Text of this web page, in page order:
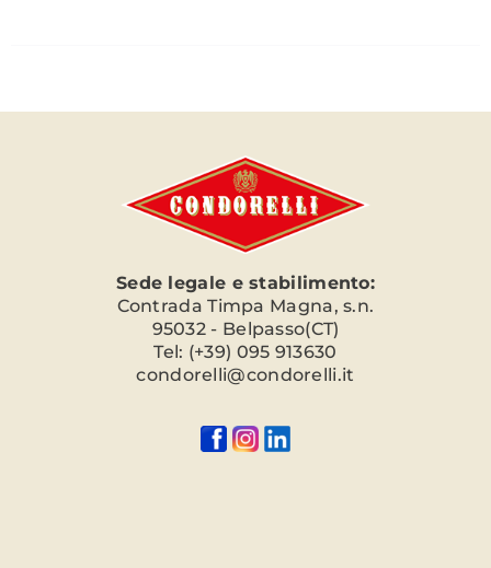
Sede legale e stabilimento:
Contrada Timpa Magna, s.n.
95032 - Belpasso(CT)
Tel: (+39) 095 913630
condorelli@condorelli.it